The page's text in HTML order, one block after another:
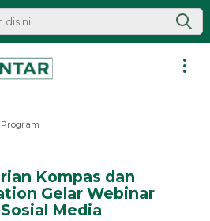
Program
Kompas dan
Gelar Webinar
Media